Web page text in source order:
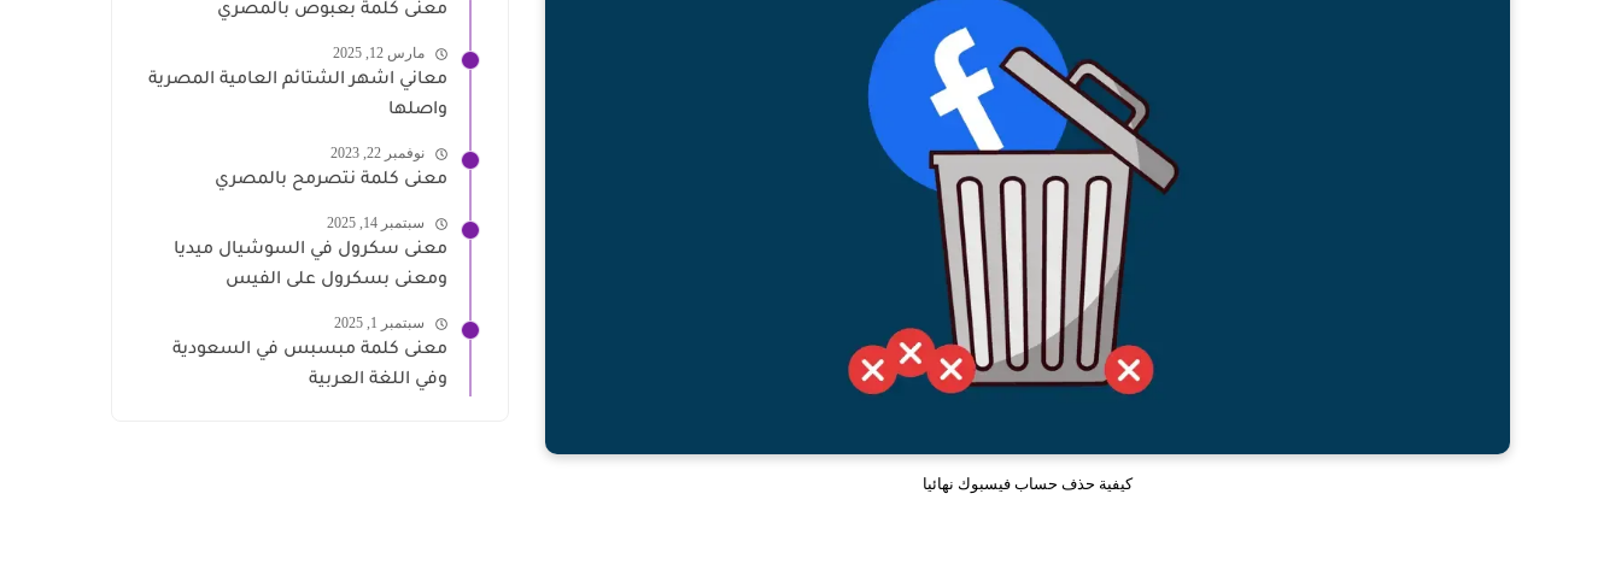
كيفية حذف حساب فيسبوك نهائيا
معنى كلمة بعبوص بالمصري
مارس 12, 2025
معاني اشهر الشتائم العامية المصرية
واصلها
نوفمبر 22, 2023
معنى كلمة نتصرمح بالمصري
سبتمبر 14, 2025
معنى سكرول في السوشيال ميديا
ومعنى بسكرول على الفيس
سبتمبر 1, 2025
معنى كلمة مبسبس في السعودية
وفي اللغة العربية